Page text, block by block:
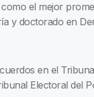
el mejor
y doctorado en
en el
Electoral del